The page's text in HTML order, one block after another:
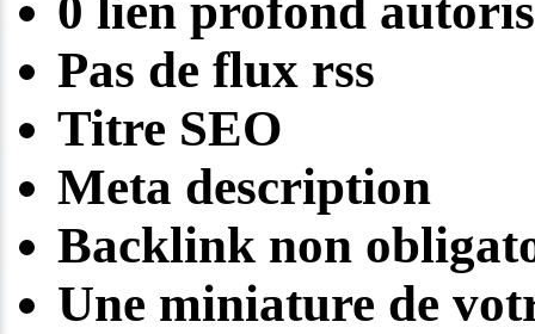
0 lien profond
Pas de flux rss
Titre SEO
Meta description
Backlink non
Une miniature de